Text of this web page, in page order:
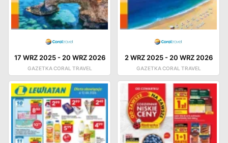
17 WRZ 2025- 20 WRZ 2026
GAZETKA CORAL TRAVEL
2 WRZ 2025- 20 WRZ 2026
GAZETKA CORAL TRAVEL